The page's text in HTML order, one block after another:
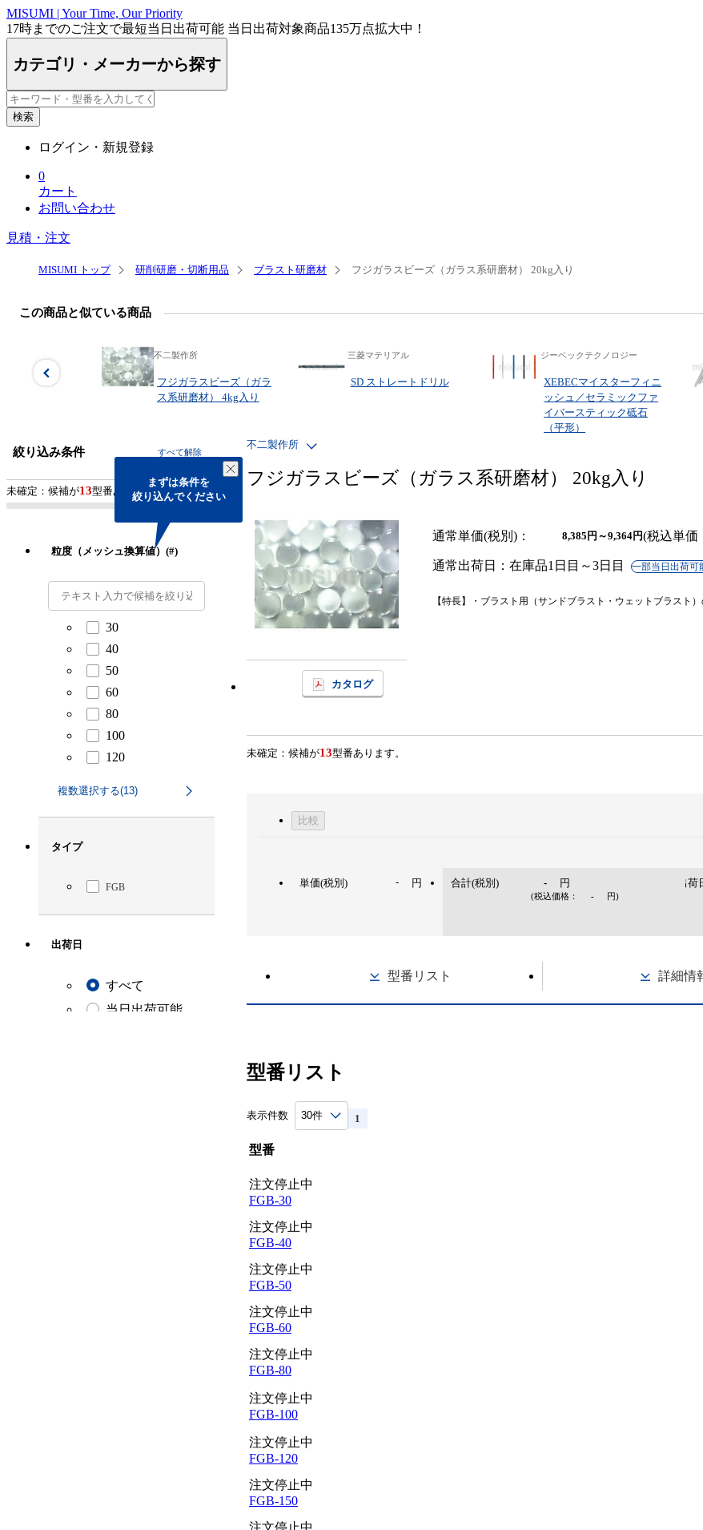
MISUMI | Your Time, Our Priority
17時までのご注文で最短当日出荷可能 当日出荷対象商品135万点拡大中！
カテゴリ・メーカーから探す
検索
ログイン・新規登録
0
カート
お問い合わせ
見積・注文
MISUMI トップ 研削研磨・切断用品 ブラスト研磨材 フジガラスビーズ（ガラス系研磨材） 20kg入り
この商品と似ている商品
不二製作所
フジガラスビーズ（ガラ
ス系研磨材） 4kg入り
三菱マテリアル
SD ストレートドリル
ジーベックテクノロジー
XEBECマイスターフィニ
ッシュ／セラミックファ
イバースティック砥石
（平形）
絞り込み条件 すべて解除
まずは条件を
絞り込んでください
未確定：候補が13型番あります。
粒度（メッシュ換算値）(#)
30
40
50
60
80
100
120
180
200
320
複数選択する(13)
タイプ
FGB
出荷日
すべて
当日出荷可能
不二製作所
フジガラスビーズ（ガラス系研磨材） 20kg入り
カタログ
通常単価(税別) 8,385 円 ～9,364円 税込単価
通常出荷日： 在庫品1日目～3日目 一部当日出荷可
【特長】・ブラスト用（サンドブラスト・ウェットブラスト
未確定：候補が13型番あります。
比較
単価(税別) - 円 合計(税別) - 円
(税込価格： - 円)
出荷
型番リスト 詳細情
型番リスト
表示件数 1
型番
注文停止中
FGB-30
注文停止中
FGB-40
注文停止中
FGB-50
注文停止中
FGB-60
注文停止中
FGB-80
注文停止中
FGB-100
注文停止中
FGB-120
注文停止中
FGB-150
注文停止中